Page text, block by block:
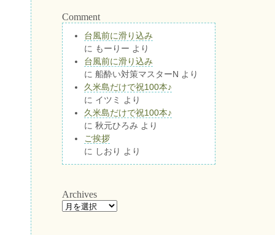
Comment
台風前に滑り込み
に もーりー より
台風前に滑り込み
に 船酔い対策マスターN より
久米島だけで祝100本♪
に イツミ
より
久米島だけで祝100本♪
に 秋元ひろみ より
ご挨拶
に しおり より
Archives